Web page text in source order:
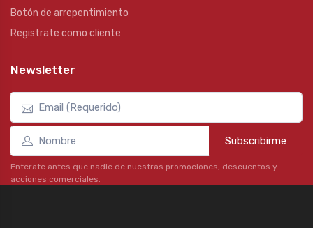
Botón de arrepentimiento
Registrate como cliente
Newsletter
Subscribirme
Enterate antes que nadie de nuestras promociones, descuentos y
acciones comerciales.